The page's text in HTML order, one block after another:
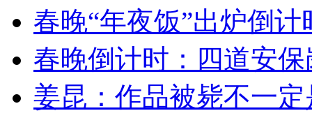
春晚“年夜饭”出炉倒计
春晚倒计时：四道安
姜昆：作品被毙不一